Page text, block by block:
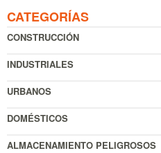
CATEGORÍAS
CONSTRUCCIÓN
INDUSTRIALES
URBANOS
DOMÉSTICOS
ALMACENAMIENTO PELIGROSOS